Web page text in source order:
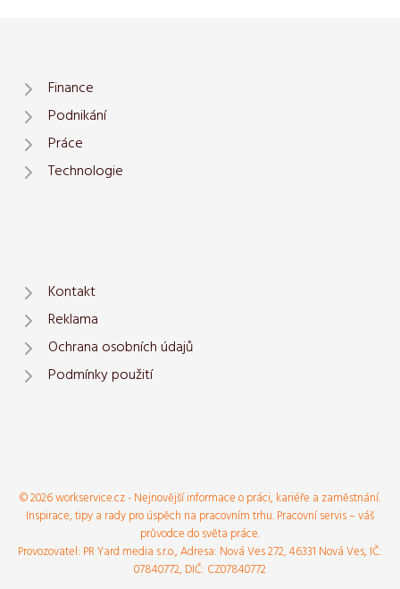
Finance
Podnikání
Práce
Technologie
Kontakt
Reklama
Ochrana osobních údajů
Podmínky použití
© 2026 workservice.cz - Nejnovější informace o práci, kariéře a zaměstnání.
Inspirace, tipy a rady pro úspěch na pracovním trhu. Pracovní servis – váš
průvodce do světa práce.
Provozovatel: PR Yard media s.r.o., Adresa: Nová Ves 272, 46331 Nová Ves, IČ:
07840772, DIČ: CZ07840772